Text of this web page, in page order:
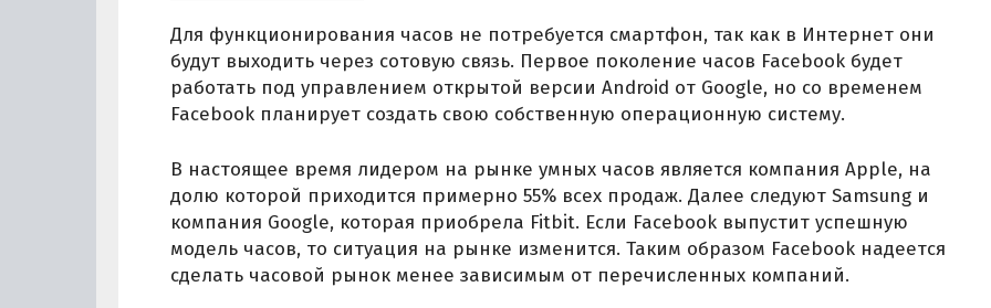
Для функционирования часов не потребуется смартфон, так как в Интернет они
будут выходить через сотовую связь. Первое поколение часов Facebook будет
работать под управлением открытой версии Android от Google, но со временем
Facebook планирует создать свою собственную операционную систему.
В настоящее время лидером на рынке умных часов является компания Apple, на
долю которой приходится примерно 55% всех продаж. Далее следуют Samsung и
компания Google, которая приобрела Fitbit. Если Facebook выпустит успешную
модель часов, то ситуация на рынке изменится. Таким образом Facebook надеется
сделать часовой рынок менее зависимым от перечисленных компаний.